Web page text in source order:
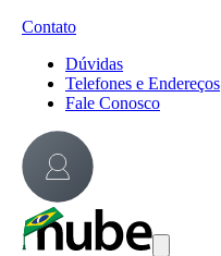
Contato
Dúvidas
Telefones e Endereços
Fale Conosco